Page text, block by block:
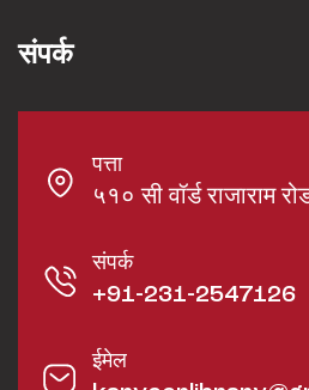
संपर्क
पत्ता
५१० सी वॉर्ड राजाराम
संपर्क
+91-231-2547126
ईमेल